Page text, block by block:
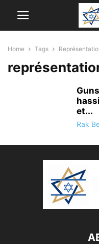
Home Tags
et...
Rak